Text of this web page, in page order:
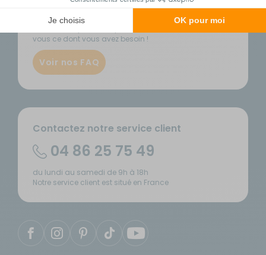
Vous avez une question ?
vous ce dont vous avez besoin !
Voir nos FAQ
Contactez notre service client
04 86 25 75 49
du lundi au samedi de 9h à 18h
Notre service client est situé en France